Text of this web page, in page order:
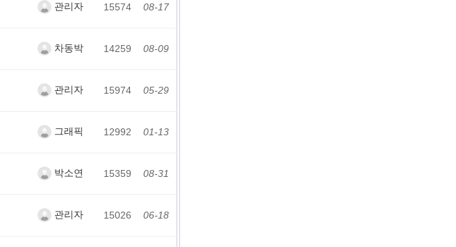
관리자 15574 08-17
차동박 14259 08-09
관리자 15974 05-29
그래픽 12992 01-13
박소연 15359 08-31
관리자 15026 06-18